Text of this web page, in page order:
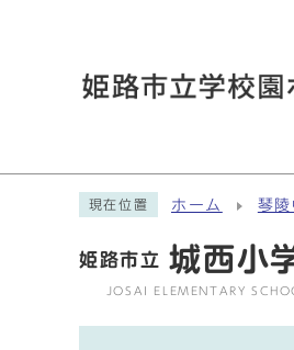
現在位置 ホーム 琴陵
姫路市立 城西小
JOSAI ELEMENTARY